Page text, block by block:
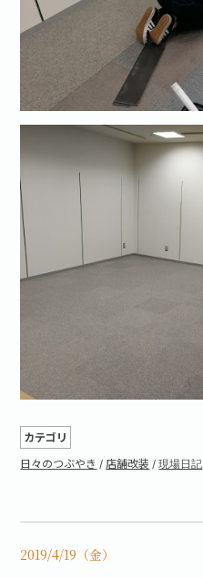
カテゴリ
日々のつぶやき / 店舗改装 /現場日記
2019/4/19（金）